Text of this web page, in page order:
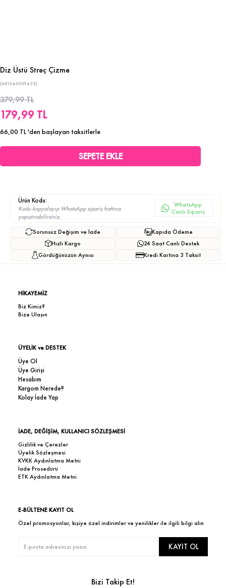
Diz Üstü Streç Çizme
(6KISA0091433)
379,99 TL
179,99 TL
66,00 TL'den başlayan taksitlerle
Ürün Kodu:
Kodu kopyalayıp WhatsApp sipariş hattına
yapıştırabilirsiniz.
WhatsApp
Canlı Sipariş
Sorunsuz Değişim ve İade
Hızlı Kargo
Gördüğünüzün Aynısı
Kapıda Ödeme
24 Saat Canlı Destek
Kredi Kartına 3 Taksit
HİKAYEMİZ
Biz Kimiz?
Bize Ulaşın
ÜYELİK ve DESTEK
Üye Ol
Üye Girişi
Hesabım
Kargom Nerede?
Kolay İade Yap
İADE, DEĞİŞİM, KULLANICI SÖZLEŞMESİ
Gizlilik ve Çerezler
Üyelik Sözleşmesi
KVKK Aydınlatma Metni
İade Prosedürü
ETK Aydınlatma Metni
E-BÜLTENE KAYIT OL
Özel promosyonlar, kişiye özel indirimler ve yenilikler ile ilgili bilgi alın
KAYIT OL
Bizi Takip Et!